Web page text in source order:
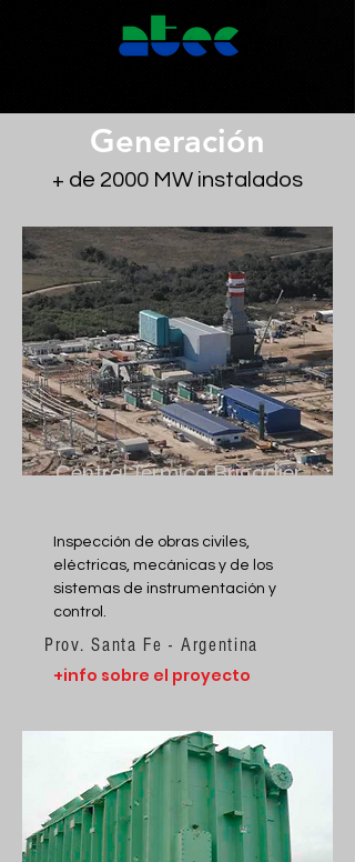
Generación
+ de 2000 MW instalados
Central Térmica Brigadier
Inspección de obras civiles,
eléctricas, mecánicas y de los
sistemas de instrumentación y
control.
Prov. Santa Fe - Argentina
+info sobre el proyecto